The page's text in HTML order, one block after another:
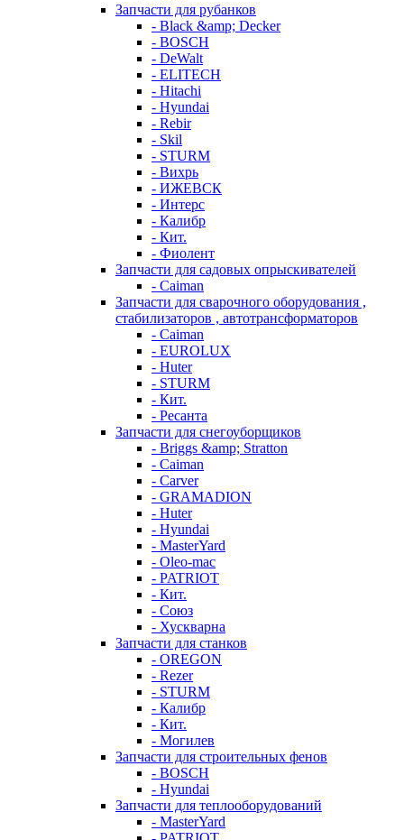
Запчасти для рубанков
- Black &amp; Decker
- BOSCH
- DeWalt
- ELITECH
- Hitachi
- Hyundai
- Rebir
- Skil
- STURM
- Вихрь
- ИЖЕВСК
- Интерс
- Калибр
- Кит.
- Фиолент
Запчасти для садовых опрыскивателей
- Caiman
Запчасти для сварочного оборудования ,
стабилизаторов , автотрансформаторов
- Caiman
- EUROLUX
- Huter
- STURM
- Кит.
- Ресанта
Запчасти для снегоуборщиков
- Briggs &amp; Stratton
- Caiman
- Carver
- GRAMADION
- Huter
- Hyundai
- MasterYard
- Oleo-mac
- PATRIOT
- Кит.
- Союз
- Хускварна
Запчасти для станков
- OREGON
- Rezer
- STURM
- Калибр
- Кит.
- Могилев
Запчасти для строительных фенов
- BOSCH
- Hyundai
Запчасти для теплооборудований
- MasterYard